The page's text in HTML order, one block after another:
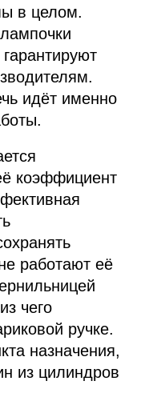
в целом.
идёт именно
коэффициент
работают её
чего
ручке.
назначения,
из цилиндров